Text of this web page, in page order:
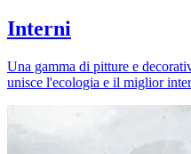
Interni
Una gamma di pitture e
unisce l'ecologia e il miglior